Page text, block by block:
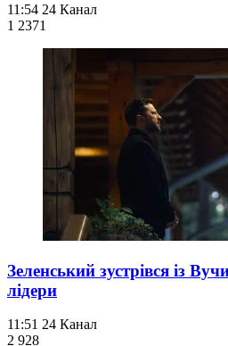
11:54 24 Канал
1 2371
Зеленський зустрівся із
лідери
11:51 24 Канал
2 928